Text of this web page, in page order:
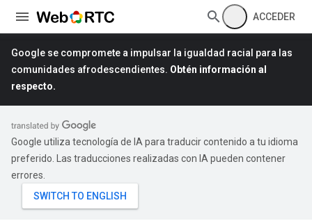
ACCEDER
Google se compromete a impulsar la igualdad racial para las
comunidades afrodescendientes. Obtén información al
respecto.
Google utiliza tecnología de IA para traducir contenido a tu idioma
preferido. Las traducciones realizadas con IA pueden contener
errores.